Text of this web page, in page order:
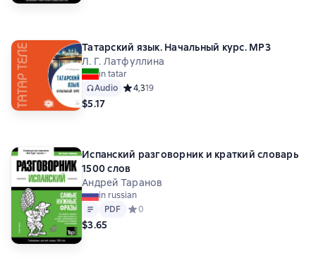
Татарский язык. Начальный курс. MP3
Л. Г. Латфуллина
in tatar
Audio Средний рейтинг 4,3 на основе 19 оценок
4,319
$5.17
Испанский разговорник и краткий словарь
1500 слов
Андрей Таранов
in russian
Text
PDF
PDF Средний рейтинг 0 на основе 0 оценок
0
$3.65